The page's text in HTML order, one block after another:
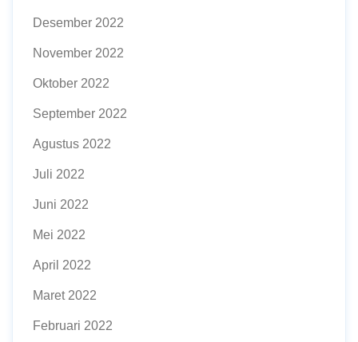
Desember 2022
November 2022
Oktober 2022
September 2022
Agustus 2022
Juli 2022
Juni 2022
Mei 2022
April 2022
Maret 2022
Februari 2022